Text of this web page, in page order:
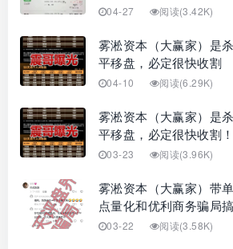
04-27 阅读(3.42K)
雾淞资本（大赢家）是
平移盘，必定很快收割
04-10 阅读(6.29K)
雾淞资本（大赢家）是
平移盘，必定很快收割！
03-23 阅读(3.96K)
雾淞资本（大赢家）带
点量化和优利商务骗局
03-22 阅读(3.58K)